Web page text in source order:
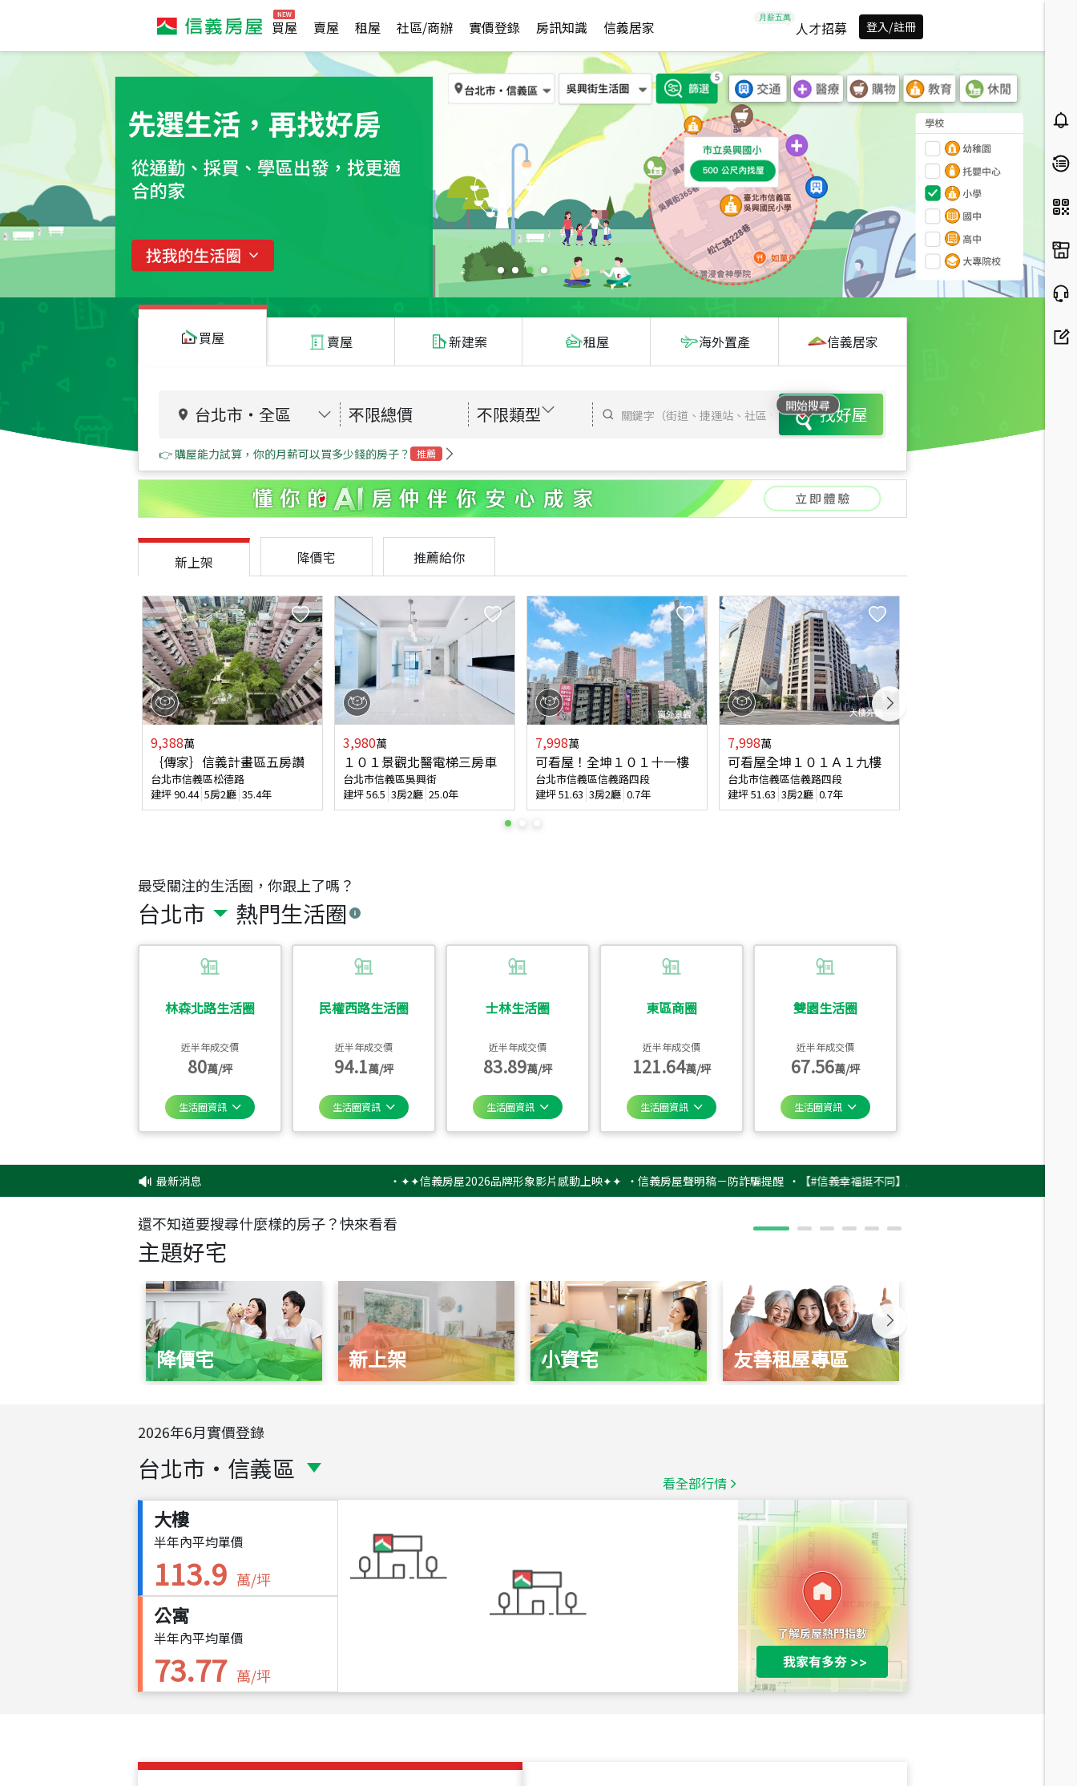
買屋 賣屋 租屋 社區/商辦 實價登錄 房訊知識 信義居家 人才招募 登入/註冊
買屋 賣屋 新建案 租屋 海外置產 信義居家
台北市 ・ 全區 不限總價 不限類型
開始搜尋
找好屋
👉 購屋能力試算，你的月薪可以買多少錢的房子？ 推薦
最受關注的生活圈，你跟上了嗎？
台北市 熱門生活圈
林森北路生活圈
近半年成交價
80萬/坪
生活圈資訊
民權西路生活圈
近半年成交價
94.1萬/坪
生活圈資訊
士林生活圈
近半年成交價
83.89萬/坪
生活圈資訊
東區商圈
近半年成交價
121.64萬/坪
生活圈資訊
雙園生活圈
近半年成交價
67.56萬/坪
生活圈資訊
新上架 降價宅 推薦給你
9,388萬
｛傳家｝信義計畫區五房讚
台北市信義區松德路
建坪90.44 5房2廳 35.4年
3,980萬
１０１景觀北醫電梯三房車
台北市信義區吳興街
建坪56.5 3房2廳 25.0年
7,998萬
可看屋！全坤１０１十一樓
台北市信義區信義路四段
建坪51.63 3房2廳 0.7年
7,998萬
可看屋全坤１０１Ａ１九樓
台北市信義區信義路四段
建坪51.63 3房2廳 0.7年
最新消息 ✦✦信義房屋2026品牌形象影片感動上映✦✦ ‧信義房屋聲明稿－防詐騙提醒 ‧【#信義幸福挺不同】用實力，讓升職免抽號碼牌！最新雇主品
還不知道要搜尋什麼樣的房子？快來看看
主題好宅
降價宅 新上架 小資宅 友善租屋專區
2026年6月實價登錄
台北市 ・ 信義區 看全部行情
大樓
半年內平均單價
113.9 萬/坪
公寓
半年內平均單價
73.77 萬/坪
台北市中山區長春路
1,020萬
總價
490萬
新竹市新竹市慈祥路
總價
1,808萬